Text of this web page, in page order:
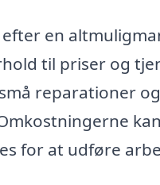
en
til priser og
reparationer
for at udføre